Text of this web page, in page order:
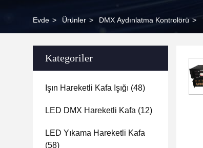
Evde > Ürünler > DMX Aydınlatma Kontrolörü >
Kategoriler
Işın Hareketli Kafa Işığı (48)
LED DMX Hareketli Kafa (12)
LED Yıkama Hareketli Kafa
(58)